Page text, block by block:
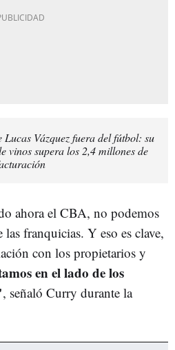
Lucas Vázquez fuera del fútbol: su
vinos supera los 2,4 millones de
ahora el CBA, no podemos
franquicias. Y eso es clave,
con los propietarios y
en el lado de los
, señaló Curry durante la